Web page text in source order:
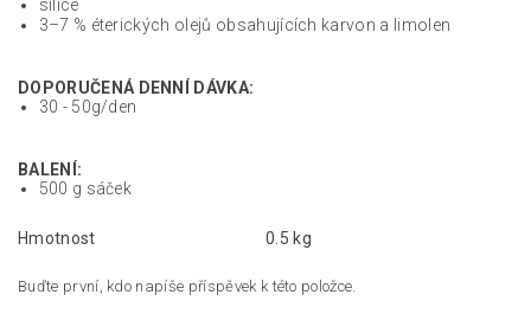
silice
3–7 % éterických olejů obsahujících karvon a limolen
DOPORUČENÁ DENNÍ DÁVKA:
30 - 50g/den
BALENÍ:
500 g sáček
Hmotnost 0.5 kg
Buďte první, kdo napíše příspěvek k této položce.